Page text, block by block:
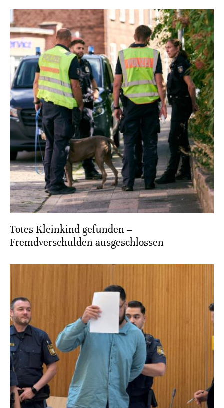
Totes Kleinkind gefunden –
Fremdverschulden ausgeschlossen